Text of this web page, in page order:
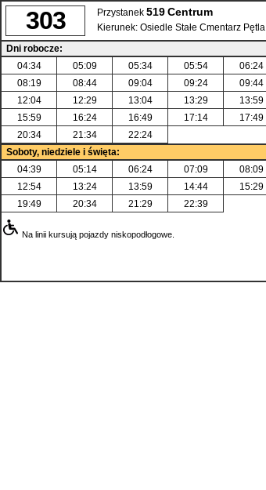
303 Przystanek 519Centrum
Kierunek: Osiedle Stałe Cmentarz Pętla
Dni robocze:
04:34
05:09 05:34 05:54 06:24
08:19
08:44 09:04 09:24 09:44
12:04
12:29 13:04 13:29 13:59
15:59
16:24 16:49 17:14 17:49
20:34
21:34
22:24
Soboty, niedziele i święta:
04:39
05:14 06:24 07:09 08:09
12:54
13:24 13:59 14:44 15:29
19:49
20:34 21:29 22:39
Na linii kursują pojazdy niskopodłogowe.